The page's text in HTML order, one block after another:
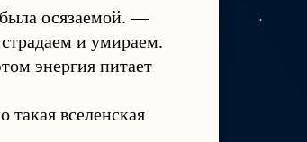
осязаемой. —
и умираем.
энергия питает
такая вселенская